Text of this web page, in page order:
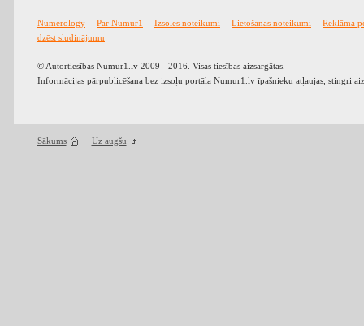
Numerology Par Numur1 Izsoles noteikumi Lietošanas noteikumi
Reklāma
dzēst sludinājumu
© Autortiesības Numur1.lv 2009 - 2016. Visas tiesības aizsargātas.
Informācijas pārpublicēšana bez izsoļu portāla Numur1.lv īpašnieku atļaujas, stingri
Sākums Uz augšu